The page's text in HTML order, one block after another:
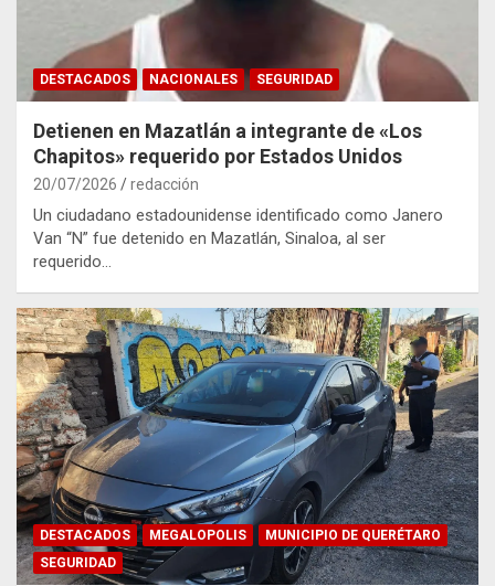
DESTACADOS NACIONALES SEGURIDAD
Detienen en Mazatlán a integrante de «Los
Chapitos» requerido por Estados Unidos
20/07/2026 redacción
Un ciudadano estadounidense identificado como Janero
Van “N” fue detenido en Mazatlán, Sinaloa, al ser
requerido…
DESTACADOS MEGALOPOLIS
MUNICIPIO DE QUERÉTARO
SEGURIDAD